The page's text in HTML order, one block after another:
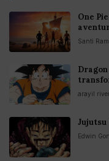
One
Santi
arayil
Jujutsu
Edwin